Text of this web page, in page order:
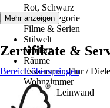
Rot, Schwarz
Motivkategorie
Filme & Serien
Stilwelt
Modern
Räume
Esszimmer, Flur /
Wohnzimmer
Material Leinwand
MDF
Mehr anzeigen
Zertifikate &
Bereich überspringen